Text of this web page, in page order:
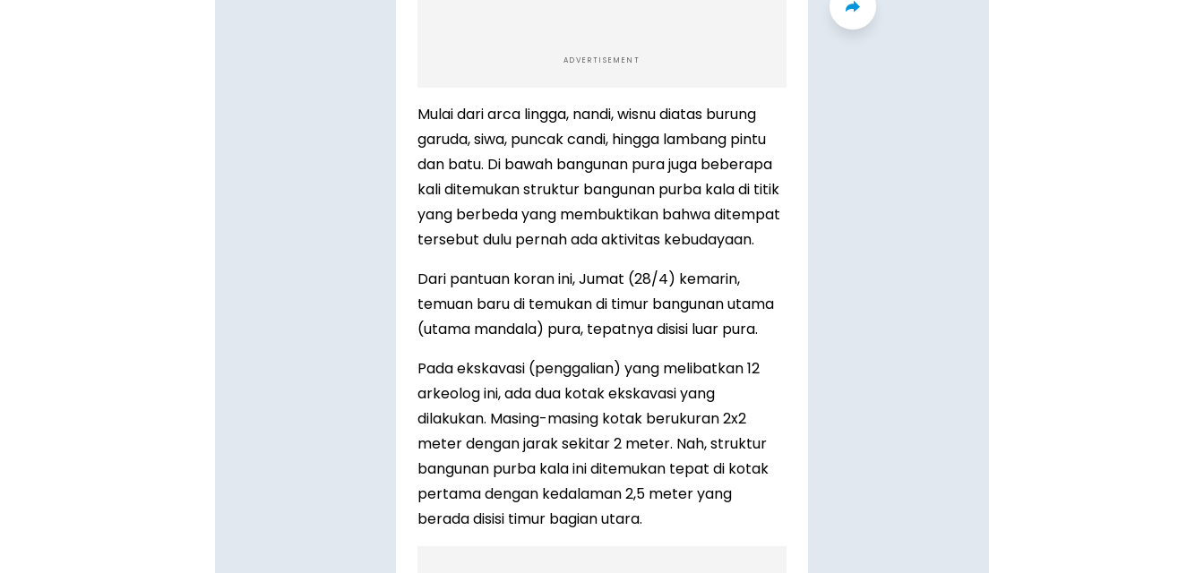
ADVERTISEMENT
Mulai dari arca lingga, nandi, wisnu diatas burung
garuda, siwa, puncak candi, hingga lambang pintu
dan batu. Di bawah bangunan pura juga beberapa
kali ditemukan struktur bangunan purba kala di titik
yang berbeda yang membuktikan bahwa ditempat
tersebut dulu pernah ada aktivitas kebudayaan.
Dari pantuan koran ini, Jumat (28/4) kemarin,
temuan baru di temukan di timur bangunan utama
(utama mandala) pura, tepatnya disisi luar pura.
Pada ekskavasi (penggalian) yang melibatkan 12
arkeolog ini, ada dua kotak ekskavasi yang
dilakukan. Masing-masing kotak berukuran 2x2
meter dengan jarak sekitar 2 meter. Nah, struktur
bangunan purba kala ini ditemukan tepat di kotak
pertama dengan kedalaman 2,5 meter yang
berada disisi timur bagian utara.